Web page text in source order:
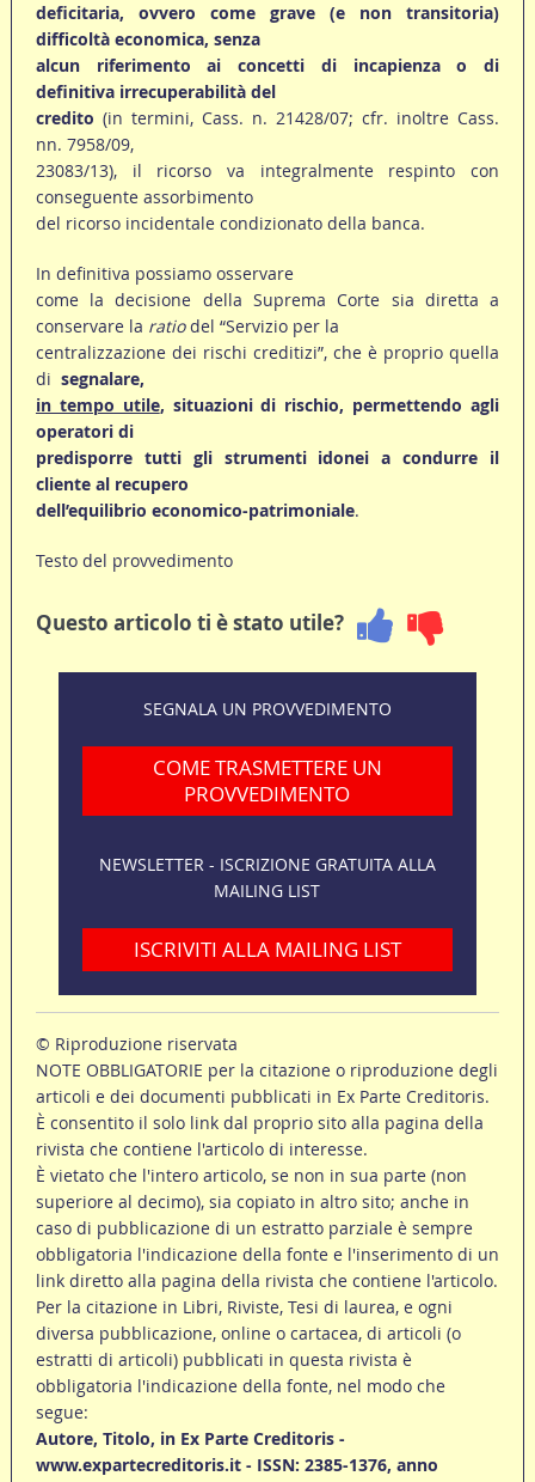
deficitaria, ovvero come grave (e non transitoria)
difficoltà economica, senza
alcun riferimento ai concetti di incapienza o di
definitiva irrecuperabilità del
credito (in termini, Cass. n. 21428/07; cfr. inoltre Cass.
nn. 7958/09,
23083/13), il ricorso va integralmente respinto con
conseguente assorbimento
del ricorso incidentale condizionato della banca.
In definitiva possiamo osservare
come la decisione della Suprema Corte sia diretta a
conservare la ratiodel “Servizio per la
centralizzazione dei rischi creditizi”, che è proprio quella
di segnalare,
in tempo utile, situazioni di rischio, permettendo agli
operatori di
predisporre tutti gli strumenti idonei a condurre il
cliente al recupero
dell’equilibrio economico-patrimoniale.
Testo del provvedimento
Questo articolo ti è stato utile?
SEGNALA UN PROVVEDIMENTO
COME TRASMETTERE UN
PROVVEDIMENTO
NEWSLETTER - ISCRIZIONE GRATUITA ALLA
MAILING LIST
ISCRIVITI ALLA MAILING LIST
© Riproduzione riservata
NOTE OBBLIGATORIE per la citazione o riproduzione degli
articoli e dei documenti pubblicati in Ex Parte Creditoris.
È consentito il solo link dal proprio sito alla pagina della
rivista che contiene l'articolo di interesse.
È vietato che l'intero articolo, se non in sua parte (non
superiore al decimo), sia copiato in altro sito; anche in
caso di pubblicazione di un estratto parziale è sempre
obbligatoria l'indicazione della fonte e l'inserimento di un
link diretto alla pagina della rivista che contiene l'articolo.
Per la citazione in Libri, Riviste, Tesi di laurea, e ogni
diversa pubblicazione, online o cartacea, di articoli (o
estratti di articoli) pubblicati in questa rivista è
obbligatoria l'indicazione della fonte, nel modo che
segue:
Autore, Titolo, in Ex Parte Creditoris -
www.expartecreditoris.it - ISSN: 2385-1376, anno